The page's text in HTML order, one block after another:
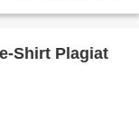
Shirt Plagiat